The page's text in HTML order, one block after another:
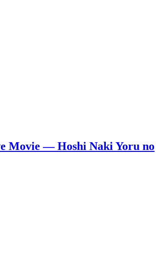
Movie — Hoshi Naki Yoru no